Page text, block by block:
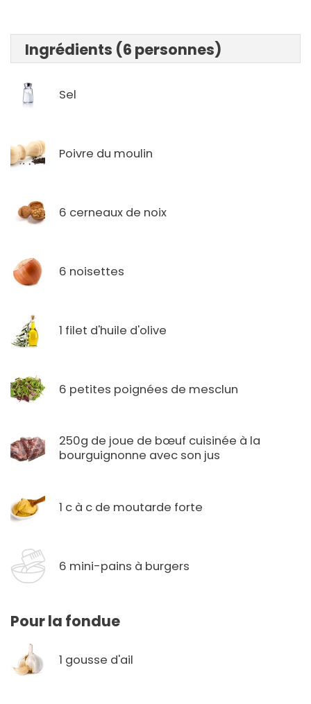
Ingrédients (6 personnes)
Sel
Poivre du moulin
6 cerneaux de noix
6 noisettes
1 filet d'huile d'olive
6 petites poignées de mesclun
250g de joue de bœuf cuisinée à la
bourguignonne avec son jus
1 c à c de moutarde forte
6 mini-pains à burgers
Pour la fondue
1 gousse d'ail